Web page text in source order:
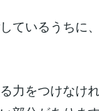
ているうちに
力をつけなけ